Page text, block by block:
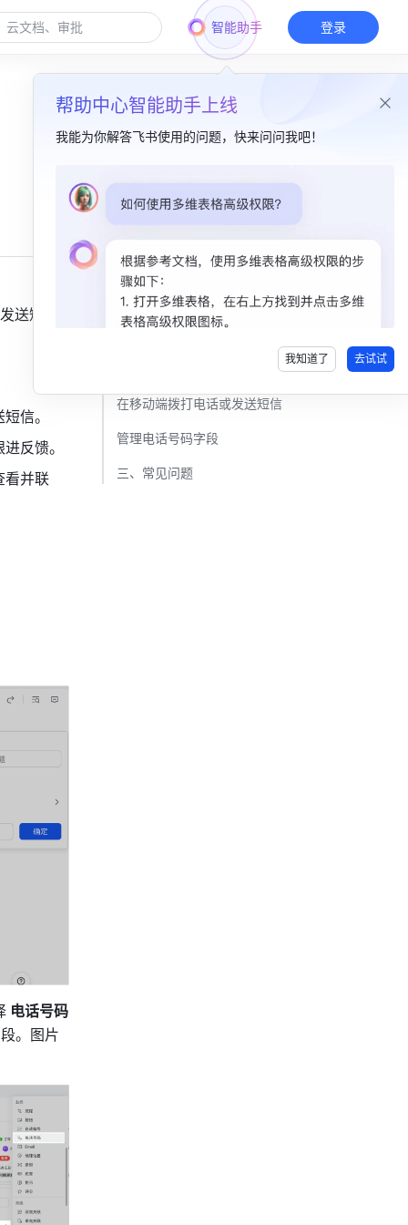
智能助手
帮助中心智能助手上线
我能为你解答飞书使用的问题，快来问问我吧！
我知道了 去试试
登录
送短
信。
反馈。
看并联
。图片
常用场景​
二、操作流程​
在移动端拨打电话或发送短信​
管理电话号码字段​
三、常见问题​